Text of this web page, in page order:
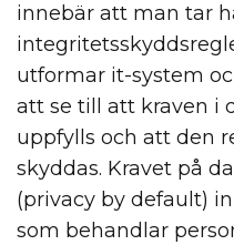
innebär att man tar
utformar it-system
att se till att kraven i
uppfylls och att den
skyddas. Kravet på
(privacy by default)
som behandlar